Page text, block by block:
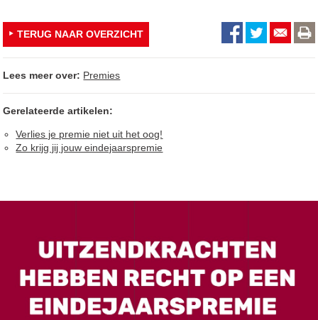
TERUG NAAR OVERZICHT
Lees meer over: Premies
Gerelateerde artikelen:
Verlies je premie niet uit het oog!
Zo krijg jij jouw eindejaarspremie